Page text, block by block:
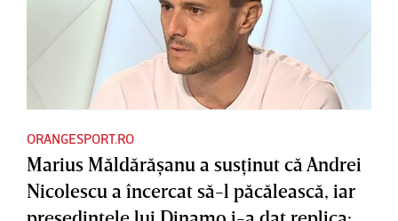
ORANGESPORT.RO
Marius Măldărăşanu a susţinut că Andrei
Nicolescu a încercat să-l păcălească, iar